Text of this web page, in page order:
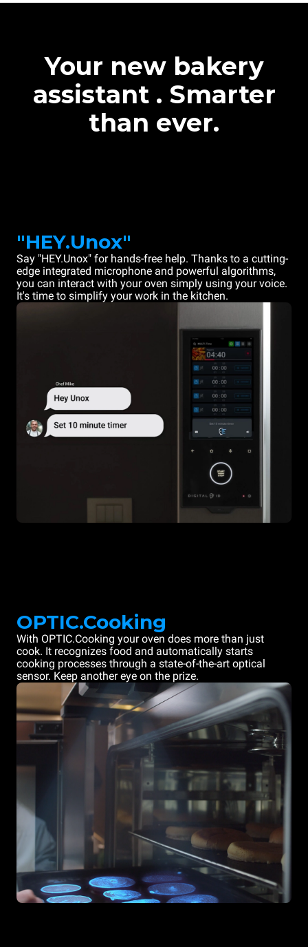
Your new bakery
assistant . Smarter
than ever.
"HEY.Unox"
Say "HEY.Unox" for hands-free help. Thanks to a cutting-
edge integrated microphone and powerful algorithms,
you can interact with your oven simply using your voice.
It's time to simplify your work in the kitchen.
OPTIC.Cooking
With OPTIC.Cooking your oven does more than just
cook. It recognizes food and automatically starts
cooking processes through a state-of-the-art optical
sensor. Keep another eye on the prize.